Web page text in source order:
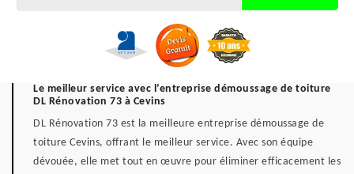
Le meilleur service avec l’entreprise démoussage de toiture
DL Rénovation 73 à Cevins
DL Rénovation 73 est la meilleure entreprise démoussage de
toiture Cevins, offrant le meilleur service. Avec son équipe
dévouée, elle met tout en œuvre pour éliminer efficacement les